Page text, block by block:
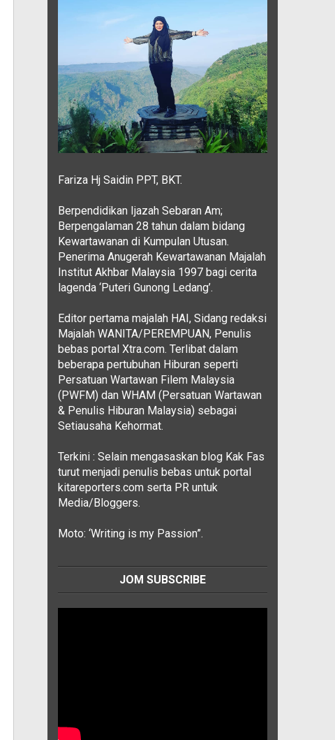
Fariza Hj Saidin PPT, BKT.
Berpendidikan Ijazah Sebaran Am;
Berpengalaman 28 tahun dalam bidang
Kewartawanan di Kumpulan Utusan.
Penerima Anugerah Kewartawanan Majalah
Institut Akhbar Malaysia 1997 bagi cerita
lagenda ‘Puteri Gunong Ledang’.
Editor pertama majalah HAI, Sidang redaksi
Majalah WANITA/PEREMPUAN, Penulis
bebas portal Xtra.com. Terlibat dalam
beberapa pertubuhan Hiburan seperti
Persatuan Wartawan Filem Malaysia
(PWFM) dan WHAM (Persatuan Wartawan
& Penulis Hiburan Malaysia) sebagai
Setiausaha Kehormat.
Terkini : Selain mengasaskan blog Kak Fas
turut menjadi penulis bebas untuk portal
kitareporters.com serta PR untuk
Media/Bloggers.
Moto: ‘Writing is my Passion”.
JOM SUBSCRIBE